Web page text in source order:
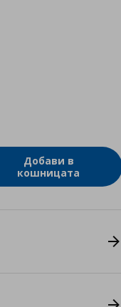
Добави в
кошницата